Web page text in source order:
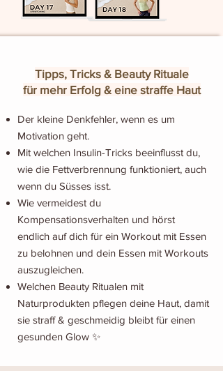
Tipps, Tricks & Beauty Rituale
für mehr Erfolg & eine straffe Haut
Der kleine Denkfehler, wenn es um
Motivation geht.
Mit welchen Insulin-Tricks beeinflusst du,
wie die Fettverbrennung funktioniert, auch
wenn du Süsses isst.
Wie vermeidest du
Kompensationsverhalten und hörst
endlich auf dich für ein Workout mit Essen
zu belohnen und dein Essen mit Workouts
auszugleichen.
Welchen Beauty Ritualen mit
Naturprodukten pflegen deine Haut, damit
sie straff & geschmeidig bleibt für einen
gesunden Glow ✨